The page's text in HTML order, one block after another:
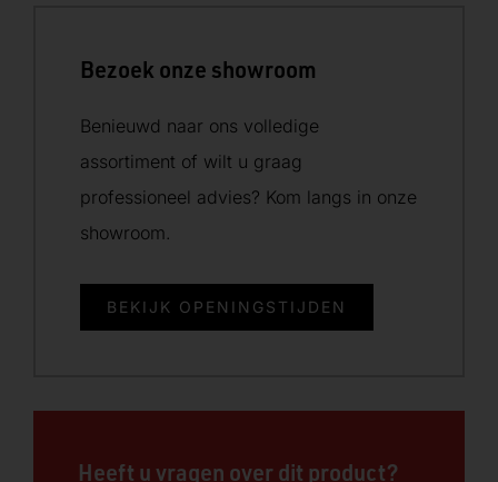
Bezoek onze showroom
Benieuwd naar ons volledige
assortiment of wilt u graag
professioneel advies? Kom langs in onze
showroom.
BEKIJK OPENINGSTIJDEN
Heeft u vragen over dit product?